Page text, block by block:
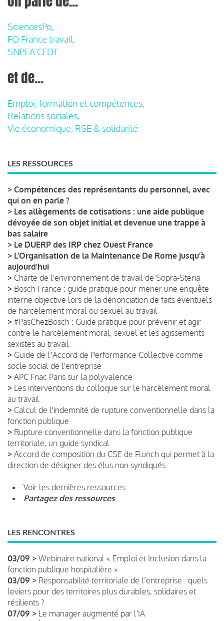
SciencesPo,
FO France travail,
SNPEA CFDT
et de...
Emploi, formation et compétences,
Relations sociales,
Vie économique, RSE & solidarité
LES RESSOURCES
> Compétences des représentants du personnel, avec
qui on en parle ?
> Les allègements de cotisations : une aide publique
dévoyée de son objet initial et devenue une trappe à
bas salaire
> Le DUERP des IRP chez Ouest France
> L’Organisation de la Maintenance De Rome jusqu’à
aujourd’hui
> Charte de l'environnement de travail de Sopra-Steria
> Bosch France : guide pratique pour mener une enquête
interne objective lors de la dénonciation de faits éventuels
de harcèlement moral ou sexuel au travail
> #PasChezBosch : Guide pratique pour prévenir et agir
contre le harcèlement moral, sexuel et les agissements
sexistes au travail
> Guide de lʼAccord de Performance Collective comme
socle social de l'entreprise
> APC Fnac Paris sur la polyvalence
> Les interventions du colloque sur le harcèlement moral
au travail
> Calcul de l'indemnité de rupture conventionnelle dans la
fonction publique
> Rupture conventionnelle dans la fonction publique
territoriale, un guide syndical
> Accord de composition du CSE de Flunch qui permet à la
direction de désigner des élus non syndiqués
Voir les dernières ressources
Partagez des ressources
LES RENCONTRES
03/09 > Webinaire national « Emploi et Inclusion dans la
fonction publique hospitalière »
03/09 > Responsabilité territoriale de l’entreprise : quels
leviers pour des territoires plus durables, solidaires et
résilients ?
07/09 > Le manager augmenté par l'IA